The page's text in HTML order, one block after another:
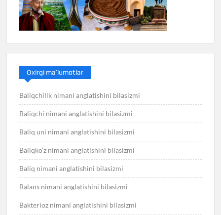
Oxirgi ma’lumotlar
Baliqchilik nimani anglatishini bilasizmi
Baliqchi nimani anglatishini bilasizmi
Baliq uni nimani anglatishini bilasizmi
Baliqko’z nimani anglatishini bilasizmi
Baliq nimani anglatishini bilasizmi
Balans nimani anglatishini bilasizmi
Bakterioz nimani anglatishini bilasizmi